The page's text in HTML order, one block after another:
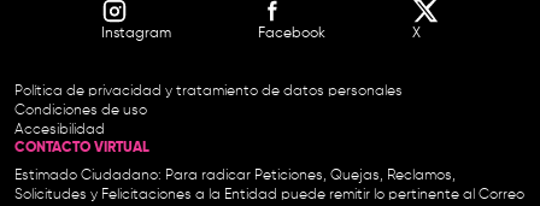
Instagram Facebook X
Política de privacidad y tratamiento de datos personales
Condiciones de uso
Accesibilidad
CONTACTO VIRTUAL
Estimado Ciudadano: Para radicar Peticiones, Quejas, Reclamos,
Solicitudes y Felicitaciones a la Entidad puede remitir lo pertinente al Correo